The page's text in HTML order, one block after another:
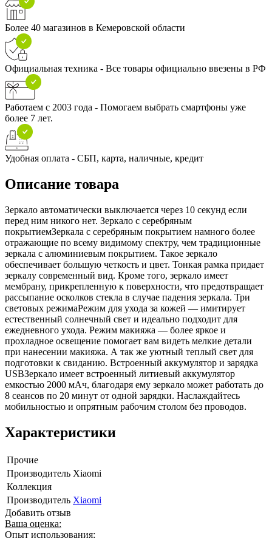
Более 40 магазинов в Кемеровской области
Официальная техника - Все товары официально ввезены в РФ
Работаем с 2003 года - Помогаем выбрать смартфоны уже
более 7 лет.
Удобная оплата - СБП, карта, наличные, кредит
Описание товара
Зеркало автоматически выключается через 10 секунд если
перед ним никого нет. Зеркало с серебряным
покрытиемЗеркала с серебряным покрытием намного более
отражающие по всему видимому спектру, чем традиционные
зеркала с алюминиевым покрытием. Такое зеркало
обеспечивает большую четкость и цвет. Тонкая рамка придает
зеркалу современный вид. Кроме того, зеркало имеет
мембрану, прикрепленную к поверхности, что предотвращает
рассыпание осколков стекла в случае падения зеркала. Три
световых режимаРежим для ухода за кожей — имитирует
естественный солнечный свет и идеально подходит для
ежедневного ухода. Режим макияжа — более яркое и
прохладное освещение помогает вам видеть мелкие детали
при нанесении макияжа. А так же уютный теплый свет для
подготовки к свиданию. Встроенный аккумулятор и зарядка
USBЗеркало имеет встроенный литиевый аккумулятор
емкостью 2000 мАч, благодаря ему зеркало может работать до
8 сеансов по 20 минут от одной зарядки. Наслаждайтесь
мобильностью и опрятным рабочим столом без проводов.
Характеристики
Прочие
Производитель Xiaomi
Коллекция
Производитель Xiaomi
Добавить отзыв
Ваша оценка:
Опыт использования: